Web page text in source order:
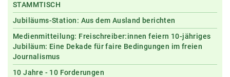
STAMMTISCH
Jubiläums-Station: Aus dem Ausland berichten
Medienmitteilung: Freischreiber:innen feiern 10-jähriges
Jubiläum: Eine Dekade für faire Bedingungen im freien
Journalismus
10 Jahre - 10 Forderungen